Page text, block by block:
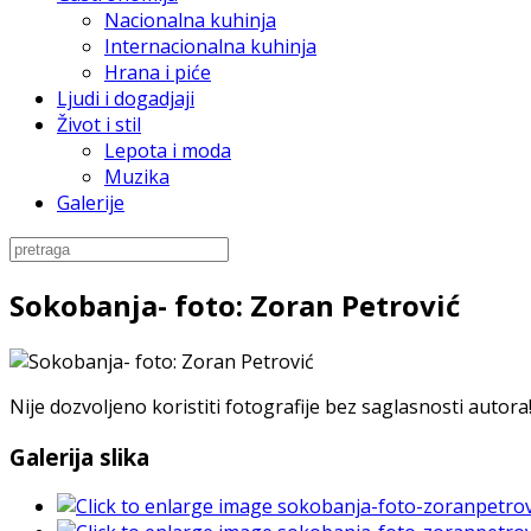
Nacionalna kuhinja
Internacionalna kuhinja
Hrana i piće
Ljudi i dogadjaji
Život i stil
Lepota i moda
Muzika
Galerije
Sokobanja- foto: Zoran Petrović
Nije dozvoljeno koristiti fotografije bez saglasnosti autora!
Galerija slika